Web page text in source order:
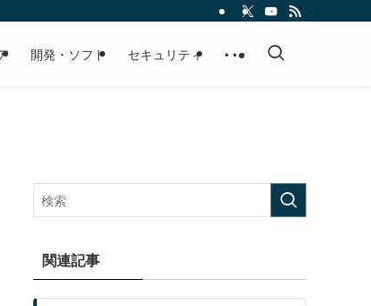
開発・ソフト セキュリティ • • •
関連記事